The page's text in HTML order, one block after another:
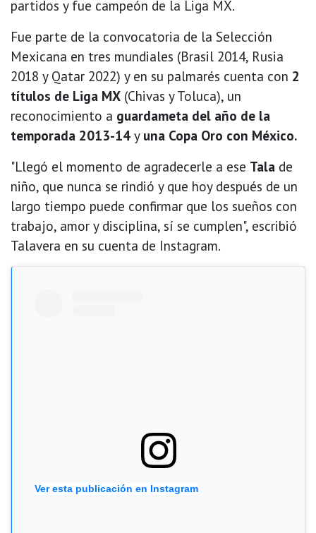
partidos y fue campeón de la Liga MX.
Fue parte de la convocatoria de la Selección
Mexicana en tres mundiales (Brasil 2014, Rusia
2018 y Qatar 2022) y en su palmarés cuenta con 2
títulos de Liga MX (Chivas y Toluca), un
reconocimiento a guardameta del año de la
temporada 2013-14 y una Copa Oro con México.
"Llegó el momento de agradecerle a ese Tala de
niño, que nunca se rindió y que hoy después de un
largo tiempo puede confirmar que los sueños con
trabajo, amor y disciplina, sí se cumplen", escribió
Talavera en su cuenta de Instagram.
Ver esta publicación en Instagram